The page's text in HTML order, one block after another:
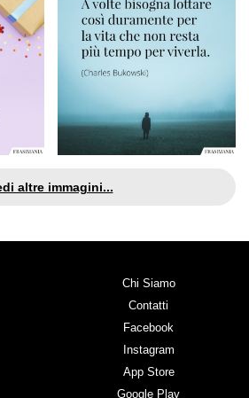
altre immagini...
Chi Siamo
Contatti
Facebook
Instagram
App Store
Google Play